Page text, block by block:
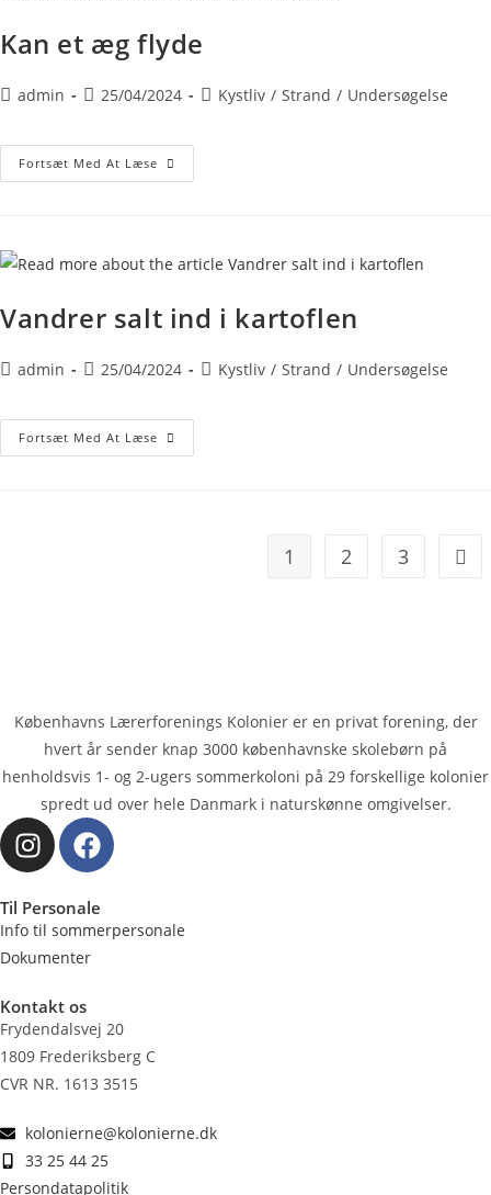
Kan et æg flyde
admin 25/04/2024 Kystliv / Strand / Undersøgelse
Fortsæt Med At Læse
Vandrer salt ind i kartoflen
admin 25/04/2024 Kystliv / Strand / Undersøgelse
Fortsæt Med At Læse
1 2 3
Københavns Lærerforenings Kolonier er en privat forening, der
hvert år sender knap 3000 køben­havnske skolebørn på
henholdsvis 1- og 2-ugers sommerkoloni på 29 forskellige kolonier
spredt ud over hele Danmark i naturskønne omgivelser.
Til Personale
Info til sommerpersonale
Dokumenter
Kontakt os
Frydendalsvej 20
1809 Frederiksberg C
CVR NR. 1613 3515
kolonierne@kolonierne.dk
33 25 44 25
Persondatapolitik